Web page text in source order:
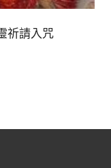
祈請入咒